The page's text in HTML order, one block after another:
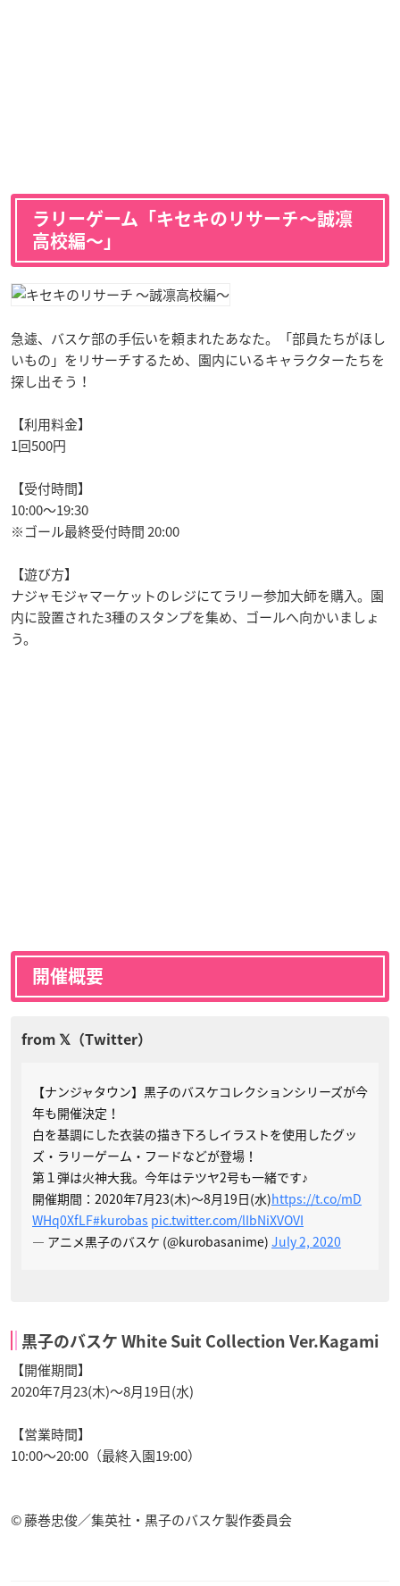
ラリーゲーム「キセキのリサーチ〜誠凛
高校編〜」
急遽、バスケ部の手伝いを頼まれたあなた。「部員たちがほし
いもの」をリサーチするため、園内にいるキャラクターたちを
探し出そう！
【利用料金】
1回500円
【受付時間】
10:00〜19:30
※ゴール最終受付時間 20:00
【遊び方】
ナジャモジャマーケットのレジにてラリー参加大師を購入。園
内に設置された3種のスタンプを集め、ゴールへ向かいましょ
う。
開催概要
【ナンジャタウン】黒子のバスケコレクションシリーズが今
年も開催決定！
白を基調にした衣装の描き下ろしイラストを使用したグッ
ズ・ラリーゲーム・フードなどが登場！
第１弾は火神大我。今年はテツヤ2号も一緒です♪
開催期間：2020年7月23(木)～8月19日(水)https://t.co/mD
WHq0XfLF#kurobas pic.twitter.com/lIbNiXVOVI
— アニメ黒子のバスケ (@kurobasanime) July 2, 2020
黒子のバスケ White Suit Collection Ver.Kagami
【開催期間】
2020年7月23(木)～8月19日(水)
【営業時間】
10:00〜20:00（最終入園19:00）
© 藤巻忠俊／集英社・黒子のバスケ製作委員会